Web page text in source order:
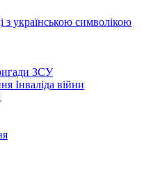
з українською символікою
ЗСУ
Інваліда війни